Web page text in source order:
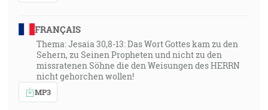
FRANÇAIS
Thema: Jesaia 30,8-13: Das Wort Gottes kam zu den
Sehern, zu Seinen Propheten und nicht zu den
missratenen Söhne die den Weisungen des HERRN
nicht gehorchen wollen!
MP3